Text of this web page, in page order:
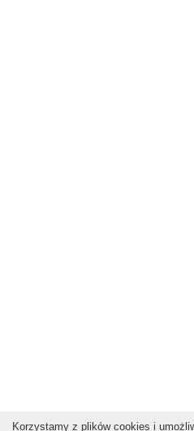
Korzystamy z plików cookies i